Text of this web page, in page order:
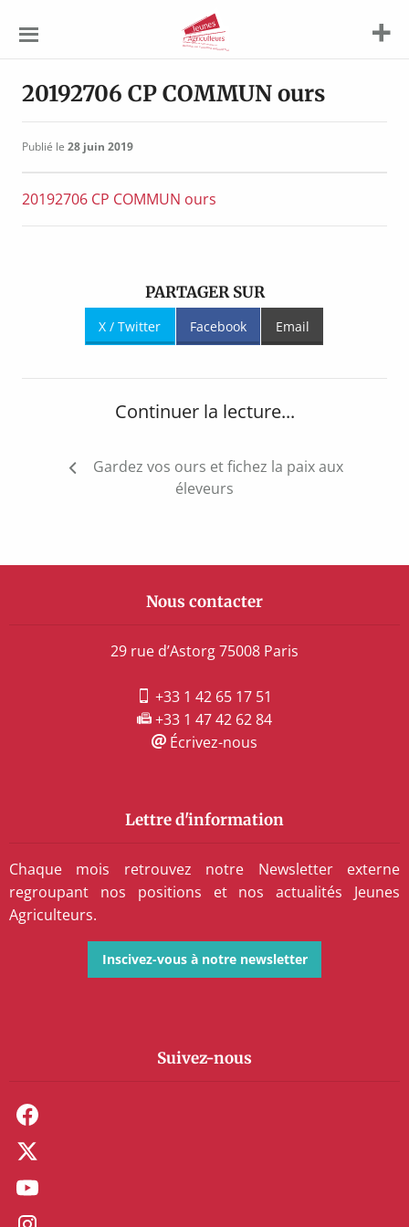
Agriculteurs
20192706 CP COMMUN ours
Publié le 28 juin 2019
20192706 CP COMMUN ours
PARTAGER SUR
X / Twitter Facebook Email
Continuer la lecture...
NavigationGardez vos ours et fichez la paix aux
éleveurs
Nous contacter
29 rue d’Astorg 75008 Paris
+33 1 42 65 17 51
+33 1 47 42 62 84
Écrivez-nous
Lettre d'information
Chaque mois retrouvez notre Newsletter externe
regroupant nos positions et nos actualités Jeunes
Agriculteurs.
Inscivez-vous à notre newsletter
Suivez-nous